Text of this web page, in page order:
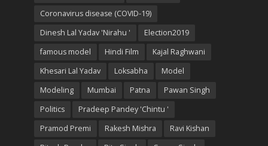
Coronavirus disease (COVID-19)
Dinesh Lal Yadav 'Nirahu '
Election2019
famous model
Hindi Film
Kajal Raghwani
Khesari Lal Yadav
Loksabha
Model
Modeling
Mumbai Patna
Pawan Singh
Politics
Pradeep Pandey 'Chintu '
Pramod Premi
Rakesh Mishra
Ravi Kishan